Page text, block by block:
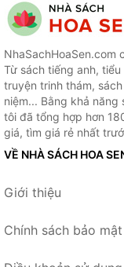
NhaSachHoaSen.com
Từ sách tiếng anh,
truyện trinh thám,
niệm... Bằng khả
tôi đã tổng hợp hơn
giá, tìm giá rẻ nhất
VỀ NHÀ SÁCH HOA
Giới thiệu
Chính sách bảo mật